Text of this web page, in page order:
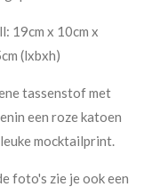
19cm x 10cm x
(lxbxh)
tassenstof met
een roze katoen
mocktailprint.
foto's zie je ook een